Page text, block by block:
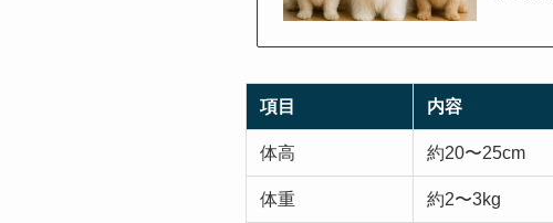
項目 内容
体高 約20〜25cm
体重 約2〜3kg